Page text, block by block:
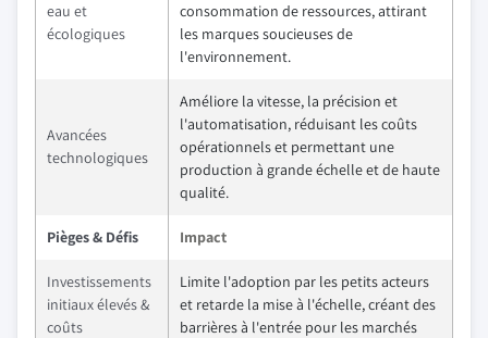
eau et
écologiques
consommation de ressources, attirant
les marques soucieuses de
l'environnement.
Avancées
technologiques
Améliore la vitesse, la précision et
l'automatisation, réduisant les coûts
opérationnels et permettant une
production à grande échelle et de haute
qualité.
Pièges & Défis Impact
Investissements
initiaux élevés &
coûts
Limite l'adoption par les petits acteurs
et retarde la mise à l'échelle, créant des
barrières à l'entrée pour les marchés